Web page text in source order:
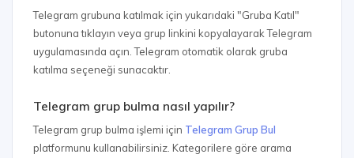
Telegram grubuna katılmak için yukarıdaki "Gruba Katıl"
butonuna tıklayın veya grup linkini kopyalayarak Telegram
uygulamasında açın. Telegram otomatik olarak gruba
katılma seçeneği sunacaktır.
Telegram grup bulma nasıl yapılır?
Telegram grup bulma işlemi için Telegram Grup Bul
platformunu kullanabilirsiniz. Kategorilere göre arama